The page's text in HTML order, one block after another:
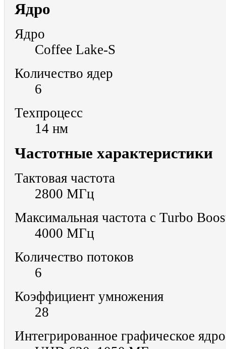
Ядро
Ядро
Coffee Lake-S
Количество ядер
6
Техпроцесс
14 нм
Частотные характеристики
Тактовая частота
2800 МГц
Максимальная частота с Turbo
4000 МГц
Количество потоков
6
Коэффициент умножения
28
Интегрированное графическое ядро